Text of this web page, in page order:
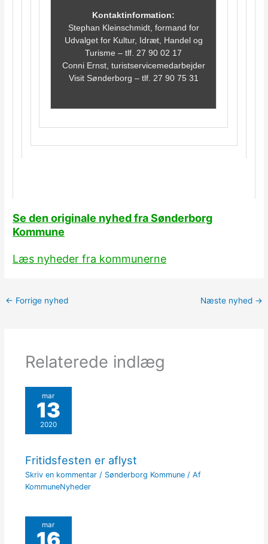
Kontaktinformation:
Stephan Kleinschmidt, formand for
Udvalget for Kultur, Idræt, Handel og
Turisme – tlf. 27 90 02 17
Conni Ernst, turistservicemedarbejder
Visit Sønderborg – tlf. 27 90 75 31
Se den originale nyhed fra Sønderborg
Kommune
Læs nyheder fra kommunerne
← Forrige nyhed Næste nyhed →
Relaterede indlæg
mar
13
2020
Fritidsfesten er aflyst
Skriv en kommentar / Sønderborg Kommune/ Af
KommuneNyheder
mar